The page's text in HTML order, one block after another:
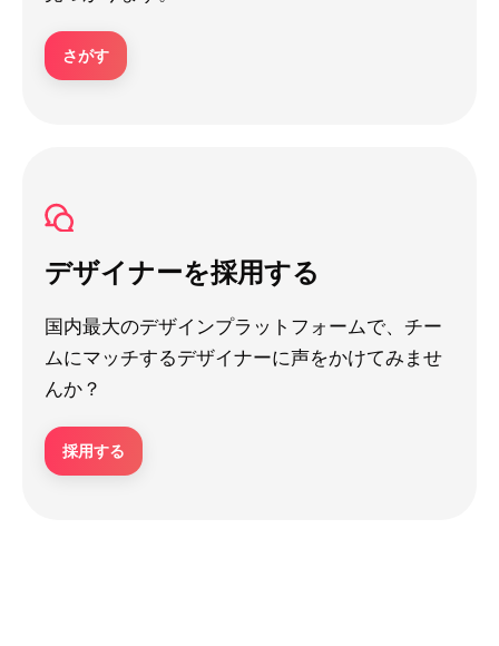
さがす
デザイナーを採用する
国内最大のデザインプラットフォームで、チー
ムにマッチするデザイナーに声をかけてみませ
んか？
採用する